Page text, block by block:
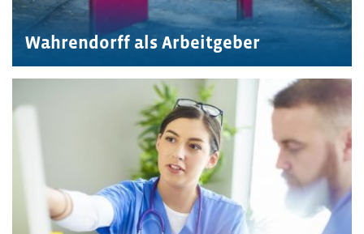
Wahrendorff als Arbeitgeber